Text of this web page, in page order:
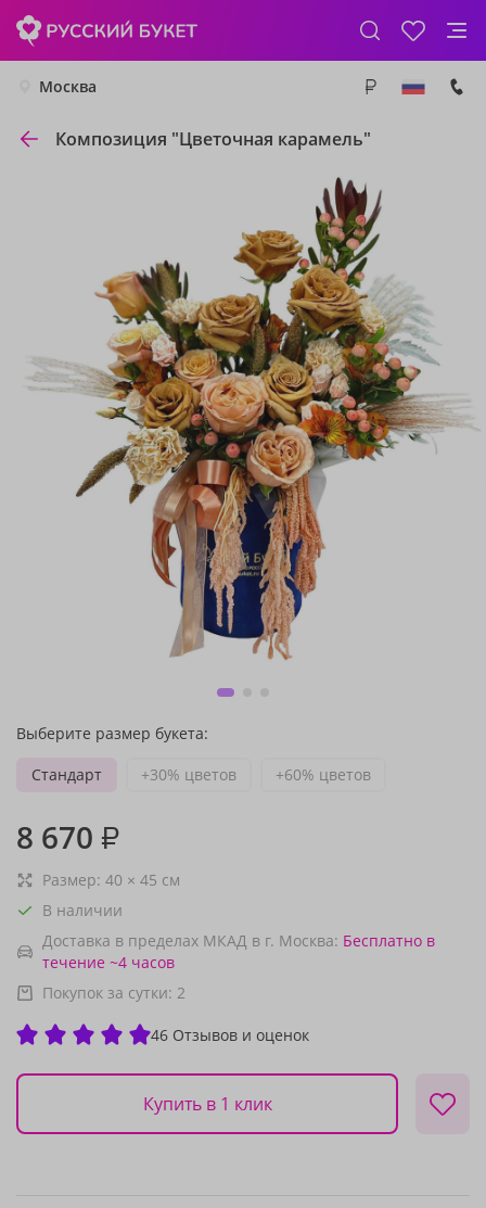
Москва
Композиция "Цветочная карамель"
Выберите размер букета:
Стандарт
+30% цветов +60% цветов
8 670 ₽
Размер: 40 × 45 см
В наличии
Доставка в пределах МКАД в г. Москва: Бесплатно в
течение ~4 часов
Покупок за сутки: 2
46 Отзывов и оценок
Купить в 1 клик